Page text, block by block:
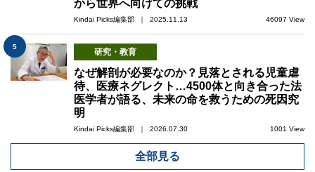
から世界へ向けての挑戦
Kindai Picks編集部 ｜ 2025.11.13 46097 View
5
研究・教育
なぜ解剖が必要なのか？見落とされる児童虐
待、医療ネグレクト…4500体と向き合った法
医学者が語る、未来の命を救うための死因究
明
Kindai Picks編集部 ｜ 2026.07.30 1001 View
全部見る